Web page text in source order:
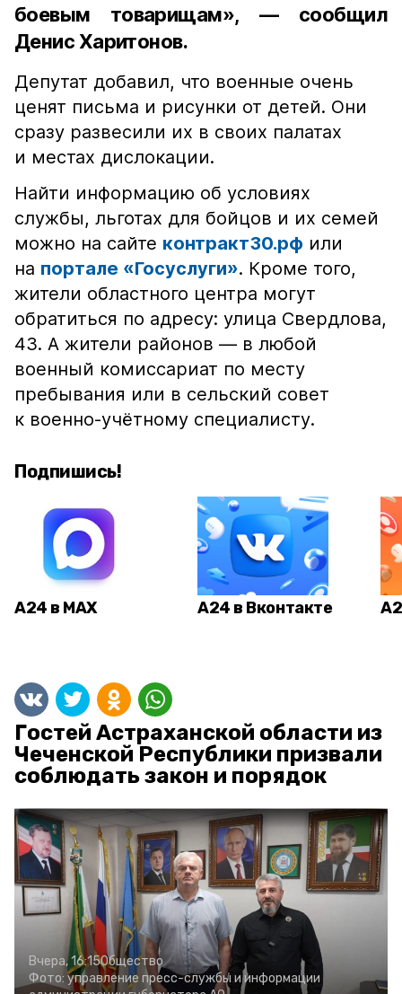
боевым товарищам», — сообщил
Денис Харитонов.
Депутат добавил, что военные очень
ценят письма и рисунки от детей. Они
сразу развесили их в своих палатах
и местах дислокации.
Найти информацию об условиях
службы, льготах для бойцов и их семей
можно на сайте контракт30.рф или
на портале «Госуслуги». Кроме того,
жители областного центра могут
обратиться по адресу: улица Свердлова,
43. А жители районов — в любой
военный комиссариат по месту
пребывания или в сельский совет
к военно-учётному специалисту.
Подпишись!
А24 в MAX А24 в Вконтакте
Гостей Астраханской области из
Чеченской Республики призвали
соблюдать закон и порядок
Вчера, 16:15Общество
Фото: управление пресс-службы и информации